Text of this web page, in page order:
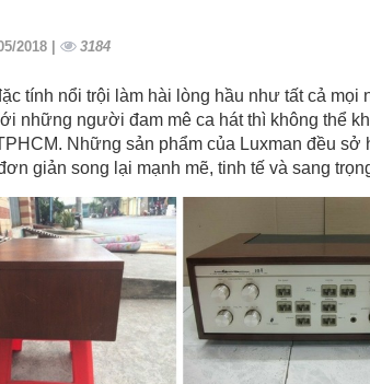
2018 | 3184
tính nổi trội làm hài lòng hầu như tất cả mọi
những người đam mê ca hát thì không thể
Những sản phẩm của Luxman đều sở
giản song lại mạnh mẽ, tinh tế và sang